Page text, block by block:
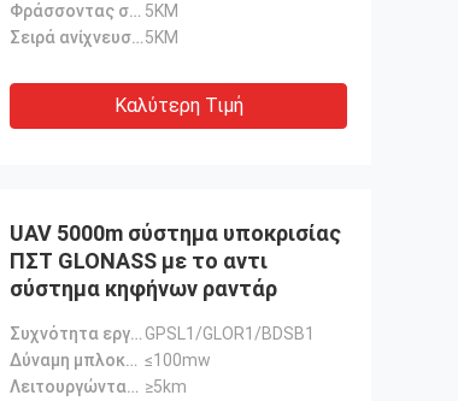
Φράσσοντας σειρά: 5KM
Σειρά ανίχνευσης:5KM
Καλύτερη Τιμή
UAV 5000m σύστημα υποκρισίας
ΠΣΤ GLONASS με το αντι
σύστημα κηφήνων ραντάρ
Συχνότητα εργασίας: GPSL1/GLOR1/BDSB1
Δύναμη μπλοκαρίσματος: ≤100mw
Λειτουργώντας σειρά: ≥5km